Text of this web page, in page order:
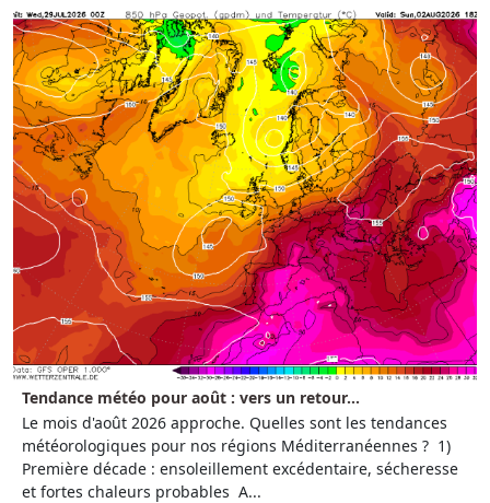
Tendance météo pour août : vers un retour...
Le mois d'août 2026 approche. Quelles sont les tendances
météorologiques pour nos régions Méditerranéennes ? 1)
Première décade : ensoleillement excédentaire, sécheresse
et fortes chaleurs probables A...